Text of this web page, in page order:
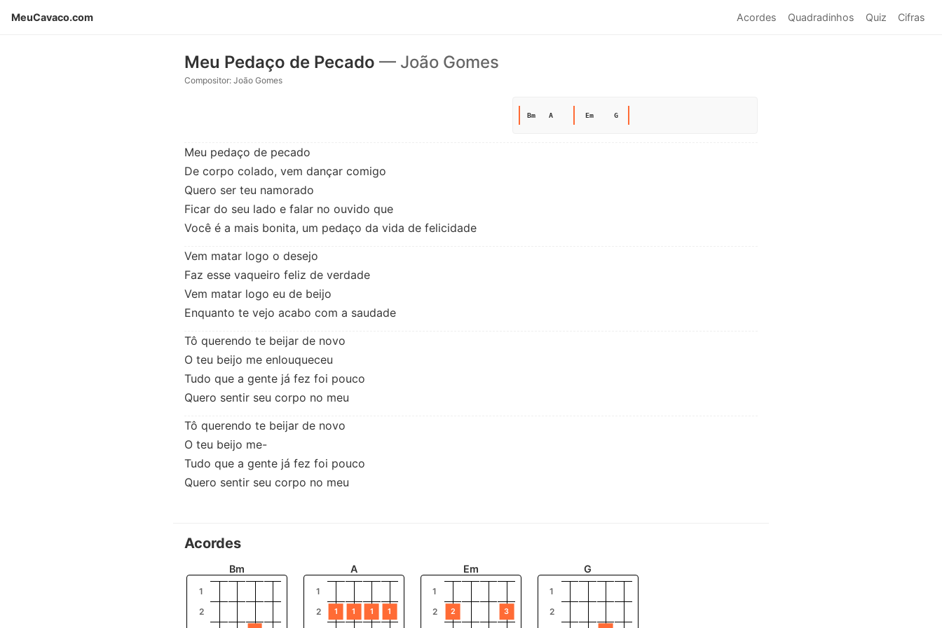
MeuCavaco.com Acordes Quadradinhos Quiz Cifras
Meu Pedaço de Pecado — João Gomes
Compositor: João Gomes
Bm A Em G
Meu pedaço de pecado
De corpo colado, vem dançar comigo
Quero ser teu namorado
Ficar do seu lado e falar no ouvido que
Você é a mais bonita, um pedaço da vida de felicidade
Vem matar logo o desejo
Faz esse vaqueiro feliz de verdade
Vem matar logo eu de beijo
Enquanto te vejo acabo com a saudade
Tô querendo te beijar de novo
O teu beijo me enlouqueceu
Tudo que a gente já fez foi pouco
Quero sentir seu corpo no meu
Tô querendo te beijar de novo
O teu beijo me-
Tudo que a gente já fez foi pouco
Quero sentir seu corpo no meu
Acordes
Bm
1
2
A
1
2
1 1 1 1
Em
1
2
2 3
G
1
2